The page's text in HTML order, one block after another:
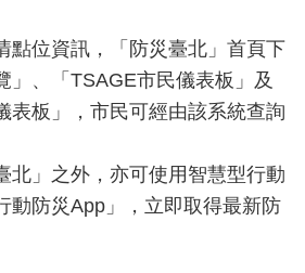
點位資訊，「防災臺北」首頁下
」、「TSAGE市民儀表板」及
表板」，市民可經由該系統查詢
北」之外，亦可使用智慧型行動
動防災App」，立即取得最新防